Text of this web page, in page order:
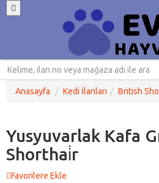
Anasayfa Kedi İlanları British
Yusyuvarlak Kafa
Shorthai̇r
Favorilere Ekle